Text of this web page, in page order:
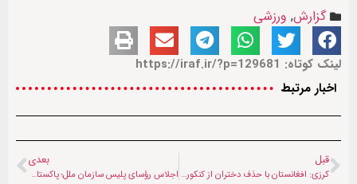
گزارش, ورزشی
لینک کوتاه: https://iraf.ir/?p=129681
اخبار مرتبط
قبل
کرزی: افغانستان با حذف دختران از کنکور، مسیر توسعه را از دست می‌دهد
بعدی
اجلاس رؤسای پلیس سازمان ملل؛ پاکستان، روسیه و چین درباره تروریسم افغانستان رایزنی کردند